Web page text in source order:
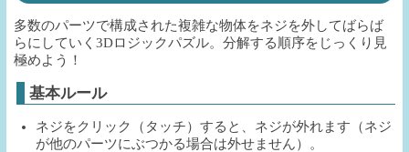
多数のパーツで構成された複雑な物体をネジを外してばらば
らにしていく3Dロジックパズル。分解する順序をじっくり見
極めよう！
基本ルール
ネジをクリック（タッチ）すると、ネジが外れます（ネジ
が他のパーツにぶつかる場合は外せません）。